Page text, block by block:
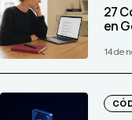
27
en
14 de